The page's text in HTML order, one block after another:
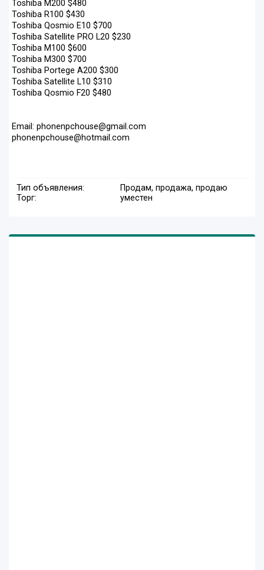
Toshiba M200 $480
Toshiba R100 $430
Toshiba Qosmio E10 $700
Toshiba Satellite PRO L20 $230
Toshiba M100 $600
Toshiba M300 $700
Toshiba Portege A200 $300
Toshiba Satellite L10 $310
Toshiba Qosmio F20 $480
Email: phonenpchouse@gmail.com
phonenpchouse@hotmail.com
Тип объявления:
Продам, продажа, продаю
Торг:
уместен